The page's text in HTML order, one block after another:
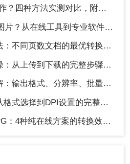
方法实测对比，附各场景最优选！
线工具到专业软件，总有一款适合你！
同页数文档的最优转换路径！
传到下载的完整步骤和参数设置！
格式、分辨率、批量处理全对比！
选择到DPI设置的完整操作指南！
纯在线方案的转换效果和速度对比！